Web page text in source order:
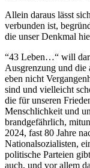
Allein daraus lässt
verbunden ist,
die unser Denkmal
“43 Leben…“ will
Ausgrenzung und die
eben nicht
sind und vielleicht
die für unseren
Menschlichkeit und
brandgefährlich,
2024, fast 80 Jahre
Nationalsozialisten,
politische Parteien
auch, und vor allem